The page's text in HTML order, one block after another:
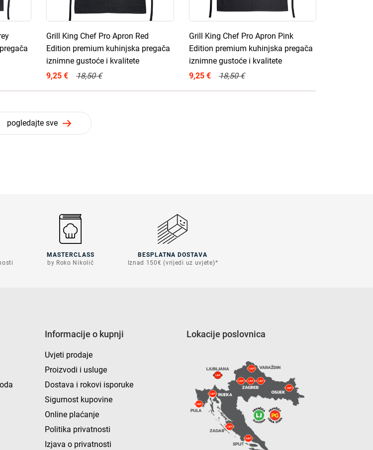
Grill King Chef Pro Apron Red
Edition premium kuhinjska pregača
iznimne gustoće i kvalitete
9,25 €
18,50 €
Grill King Chef Pro Apron Pink
Edition premium kuhinjska pregača
iznimne gustoće i kvalitete
9,25 €
18,50 €
pogledajte sve
MASTERCLASS
by Roko Nikolić
BESPLATNA DOSTAVA
Iznad 150€ (vrijedi uz uvjete)*
Informacije o kupnji
Uvjeti prodaje
Proizvodi i usluge
Dostava i rokovi isporuke
Sigurnost kupovine
Online plaćanje
Politika privatnosti
Izjava o privatnosti
Lokacije poslovnica